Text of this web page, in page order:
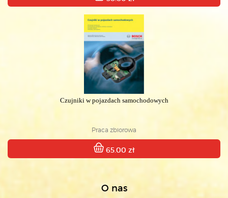
Czujniki w pojazdach samochodowych
Praca zbiorowa
65.00 zł
O nas